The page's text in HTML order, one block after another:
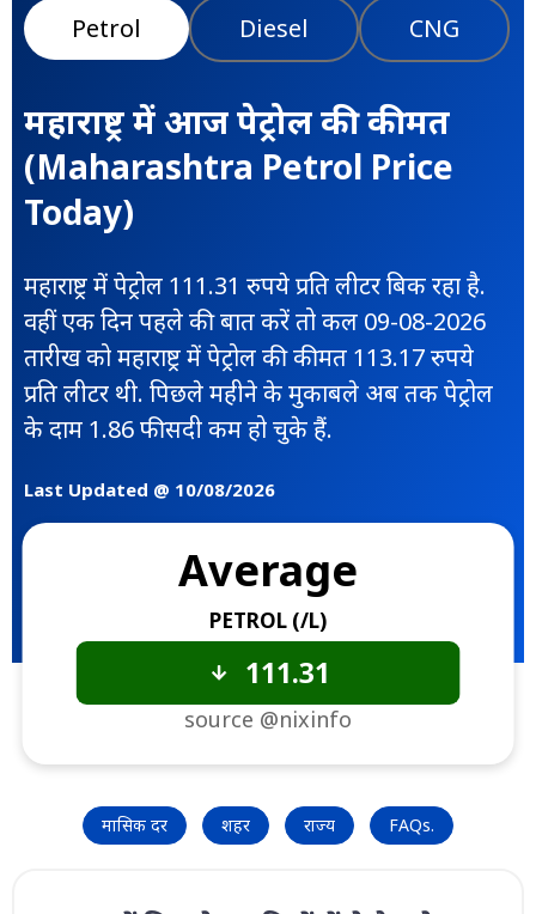
Petrol Diesel CNG
महाराष्ट्र में आज पेट्रोल की कीमत
(Maharashtra Petrol Price
Today)
महाराष्ट्र में पेट्रोल 111.31 रुपये प्रति लीटर बिक रहा है.
वहीं एक दिन पहले की बात करें तो कल 09-08-2026
तारीख को महाराष्ट्र में पेट्रोल की कीमत 113.17 रुपये
प्रति लीटर थी. पिछले महीने के मुकाबले अब तक पेट्रोल
के दाम 1.86 फीसदी कम हो चुके हैं.
Last Updated @ 10/08/2026
Average
PETROL (₹/L)
111.31
source @nixinfo
मासिक दर शहर राज्य FAQs.